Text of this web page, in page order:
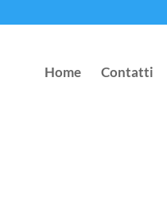
Home Contatti